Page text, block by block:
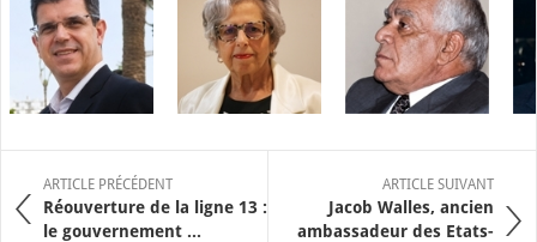
ARTICLE PRÉCÉDENT
Réouverture de la ligne 13 :
le gouvernement ...
ARTICLE SUIVANT
Jacob Walles, ancien
ambassadeur des Etats-